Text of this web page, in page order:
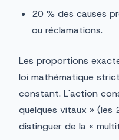
20 % des causes
ou réclamations.
Les proportions
loi mathématique
constant. L'action
quelques vitaux »
distinguer de la «